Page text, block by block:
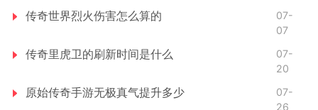
传奇世界烈火伤害怎么算的
07-
07
传奇里虎卫的刷新时间是什么
07-
20
原始传奇手游无极真气提升多少
07-
26